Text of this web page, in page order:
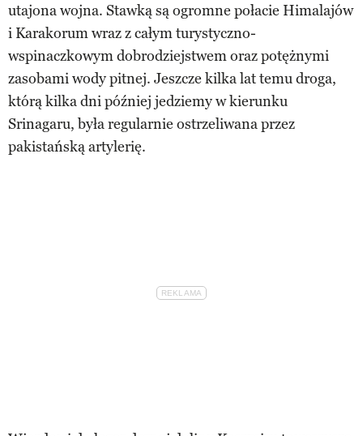
utajona wojna. Stawką są ogromne połacie Himalajów
i Karakorum wraz z całym turystyczno-
wspinaczkowym dobrodziejstwem oraz potężnymi
zasobami wody pitnej. Jeszcze kilka lat temu droga,
którą kilka dni później jedziemy w kierunku
Srinagaru, była regularnie ostrzeliwana przez
pakistańską artylerię.